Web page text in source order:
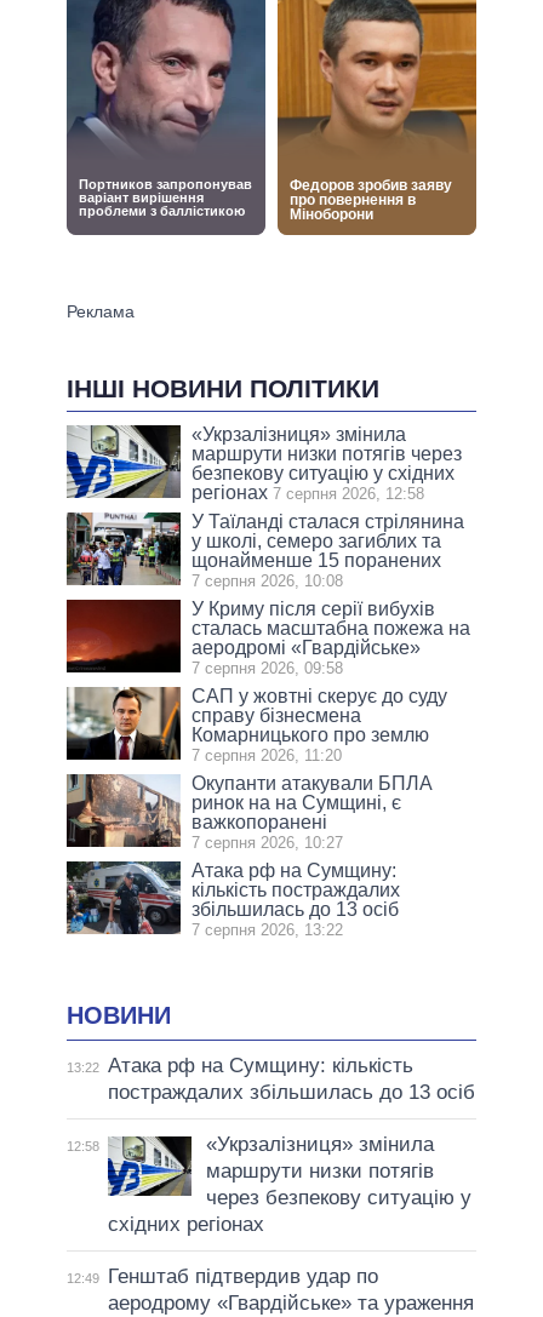
ІНШІ НОВИНИ ПОЛІТИКИ
«Укрзалізниця» змінила
маршрути низки потягів через
безпекову ситуацію у східних
регіонах 7 серпня 2026, 12:58
У Таїланді сталася стрілянина
у школі, семеро загиблих та
щонайменше 15 поранених
7 серпня 2026, 10:08
У Криму після серії вибухів
сталась масштабна пожежа на
аеродромі «Гвардійське»
7 серпня 2026, 09:58
САП у жовтні скерує до суду
справу бізнесмена
Комарницького про землю
7 серпня 2026, 11:20
Окупанти атакували БПЛА
ринок на на Сумщині, є
важкопоранені
7 серпня 2026, 10:27
Атака рф на Сумщину:
кількість постраждалих
збільшилась до 13 осіб
7 серпня 2026, 13:22
НОВИНИ
13:22 Атака рф на Сумщину: кількість
постраждалих збільшилась до 13 осіб
12:58
«Укрзалізниця» змінила
маршрути низки потягів
через безпекову ситуацію у
східних регіонах
12:49
Генштаб підтвердив удар по
аеродрому «Гвардійське» та ураження